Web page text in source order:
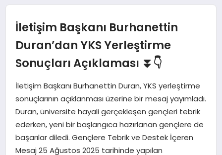
MAGAZIN
SAĞLIK
SIYASET
SPOR
İletişim Başkanı Burhanettin
Duran’dan YKS Yerleştirme
Sonuçları Açıklaması ⏬👇
İletişim Başkanı Burhanettin Duran, YKS yerleştirme
sonuçlarının açıklanması üzerine bir mesaj yayımladı.
Duran, üniversite hayali gerçekleşen gençleri tebrik
ederken, yeni bir başlangıca hazırlanan gençlere de
başarılar diledi. Gençlere Tebrik ve Destek İçeren
Mesaj 25 Ağustos 2025 tarihinde yapılan